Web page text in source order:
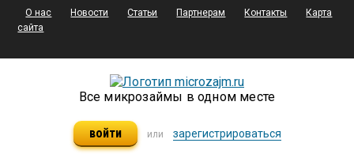
О нас Новости Статьи Партнерам Контакты
Карта
сайта
Все микрозаймы в одном месте
войти или зарегистрироваться